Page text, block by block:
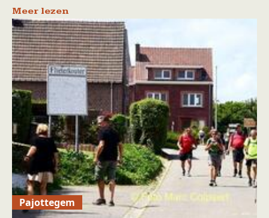
Meer lezen
Pajottegem